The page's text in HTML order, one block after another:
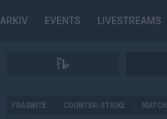
ARKIV EVENTS LIVESTREAMS
FRAGBITE COUNTER-STRIKE